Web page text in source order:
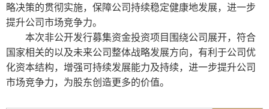
略决策的贯彻实施，保障公司持续稳定健康地发展，进一步
提升公司市场竞争力。
本次非公开发行募集资金投资项目围绕公司展开，符合
国家相关的以及未来公司整体战略发展方向，有利于公司优
化资本结构，增强可持续发展能力及持续，进一步提升公司
市场竞争力，为股东创造更多的价值。